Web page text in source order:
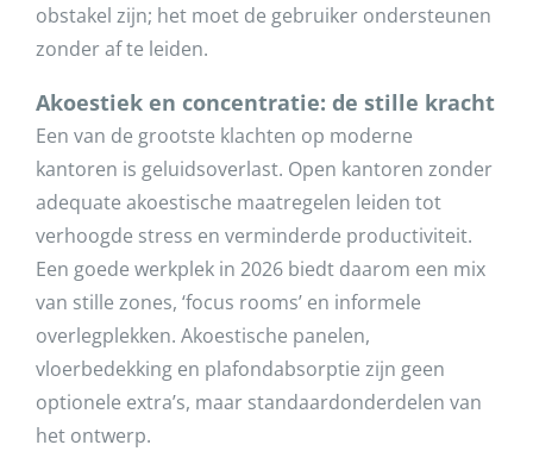
obstakel zijn; het moet de gebruiker ondersteunen
zonder af te leiden.
Akoestiek en concentratie: de stille kracht
Een van de grootste klachten op moderne
kantoren is geluidsoverlast. Open kantoren zonder
adequate akoestische maatregelen leiden tot
verhoogde stress en verminderde productiviteit.
Een goede werkplek in 2026 biedt daarom een mix
van stille zones, ‘focus rooms’ en informele
overlegplekken. Akoestische panelen,
vloerbedekking en plafondabsorptie zijn geen
optionele extra’s, maar standaardonderdelen van
het ontwerp.